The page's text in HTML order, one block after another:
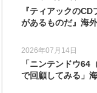
『ティアックの
があるものだ』海
2026年07月14日
「ニンテンドウ64
で回顧してみる」